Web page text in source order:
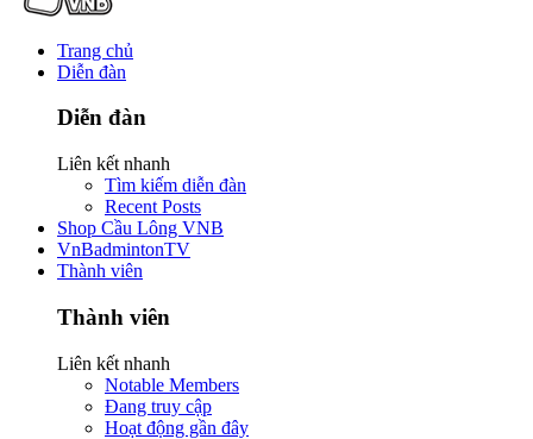
Trang chủ
Diễn đàn
Diễn đàn
Liên kết nhanh
Tìm kiếm diễn đàn
Recent Posts
Shop Cầu Lông VNB
VnBadmintonTV
Thành viên
Thành viên
Liên kết nhanh
Notable Members
Đang truy cập
Hoạt động gần đây